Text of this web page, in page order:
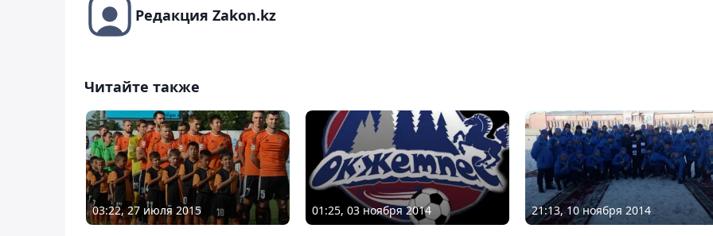
Редакция Zakon.kz
Читайте также
03:22, 27 июля 2015 01:25, 03 ноября 2014 21:13, 10 ноября 2014